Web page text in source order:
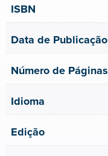
ISBN
Data de Publicação
Número de Páginas
Idioma
Edição